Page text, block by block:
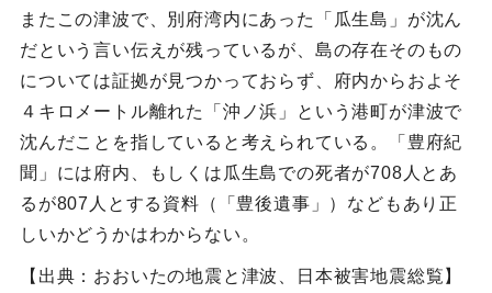
またこの津波で、別府湾内にあった「瓜生島」が沈ん
だという言い伝えが残っているが、島の存在そのもの
については証拠が見つかっておらず、府内からおよそ
４キロメートル離れた「沖ノ浜」という港町が津波で
沈んだことを指していると考えられている。「豊府紀
聞」には府内、もしくは瓜生島での死者が708人とあ
るが807人とする資料（「豊後遺事」）などもあり正
しいかどうかはわからない。
【出典：おおいたの地震と津波、日本被害地震総覧】